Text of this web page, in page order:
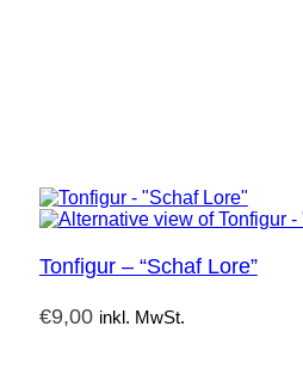
Tonfigur – “Schaf Lore”
€9,00 inkl. MwSt.